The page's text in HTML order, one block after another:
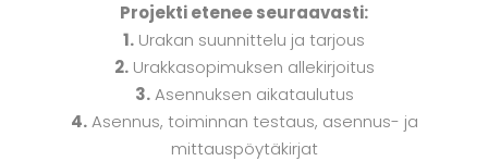
Projekti etenee seuraavasti:
1. Urakan suunnittelu ja tarjous
2.Urakkasopimuksen allekirjoitus
3.Asennuksen aikataulutus
4.Asennus, toiminnan testaus, asennus- ja
mittauspöytäkirjat